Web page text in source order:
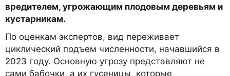
вредителем, угрожающим плодовым деревьям и
кустарникам.
По оценкам экспертов, вид переживает
циклический подъем численности, начавшийся в
2023 году. Основную угрозу представляют не
сами бабочки, а их гусеницы, которые